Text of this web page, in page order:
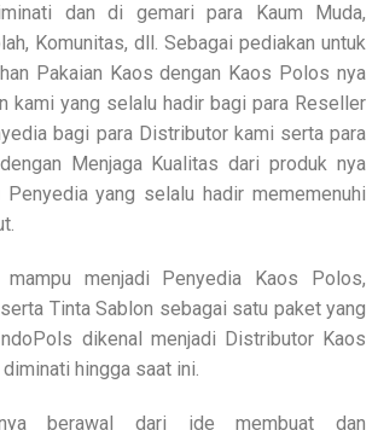
dan di gemari para Kaum Muda,
Komunitas, dll. Sebagai pediakan untuk
Pakaian Kaos dengan Kaos Polos nya
kami yang selalu hadir bagi para Reseller
bagi para Distributor kami serta para
Menjaga Kualitas dari produk nya
yang selalu hadir mememenuhi
mampu menjadi Penyedia Kaos Polos,
Tinta Sablon sebagai satu paket yang
dikenal menjadi Distributor Kaos
hingga saat ini.
berawal dari ide membuat dan